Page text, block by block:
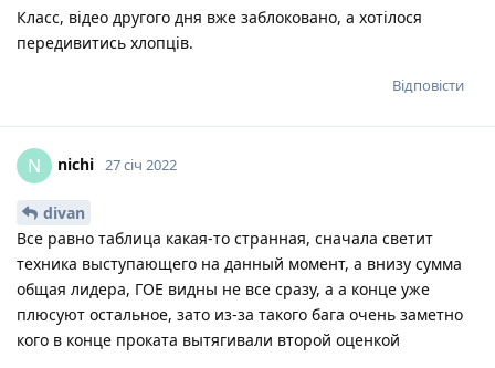
Класс, відео другого дня вже заблоковано, а хотілося
передивитись хлопців.
Відповісти
N nichi 27 січ 2022
divan
Все равно таблица какая-то странная, сначала светит
техника выступающего на данный момент, а внизу сумма
общая лидера, ГОЕ видны не все сразу, а а конце уже
плюсуют остальное, зато из-за такого бага очень заметно
кого в конце проката вытягивали второй оценкой